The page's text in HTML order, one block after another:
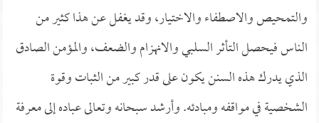
والتمحيص والاصطفاء والاختيار، وقد يغفل عن هذا كثير من
الناس فيحصل التأثر السلبي والانهزام والضعف، والمؤمن الصادق
الذي يدرك هذه السنن يكون على قدر كبير من الثبات وقوة
الشخصية في مواقفه ومبادئه. وأرشد سبحانه وتعالى عباده إلى معرفة